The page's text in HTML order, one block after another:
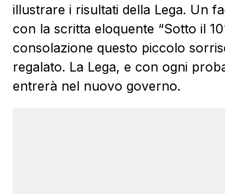
illustrare i risultati della Lega. Un
con la scritta eloquente “Sotto il
consolazione questo piccolo
regalato. La Lega, e con ogni
entrerà nel nuovo governo.